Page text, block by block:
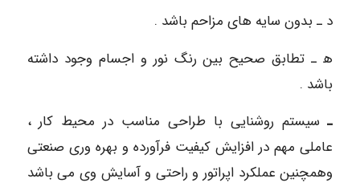
د ـ بدون سایه های مزاحم باشد .
ﻫ ـ تطابق صحیح بین رنگ نور و اجسام وجود داشته
باشد .
ـ سیستم روشنایی با طراحی مناسب در محیط کار ،
عاملی مهم در افزایش کیفیت فرآورده و بهره وری صنعتی
وهمچنین عملکرد اپراتور و راحتی و آسایش وی می باشد